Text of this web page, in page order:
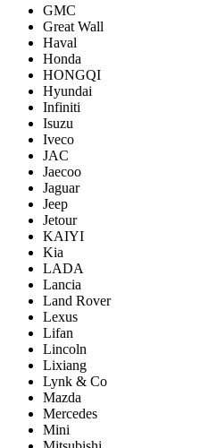
GMC
Great Wall
Haval
Honda
HONGQI
Hyundai
Infiniti
Isuzu
Iveco
JAC
Jaecoo
Jaguar
Jeep
Jetour
KAIYI
Kia
LADA
Lancia
Land Rover
Lexus
Lifan
Lincoln
Lixiang
Lynk & Co
Mazda
Mercedes
Mini